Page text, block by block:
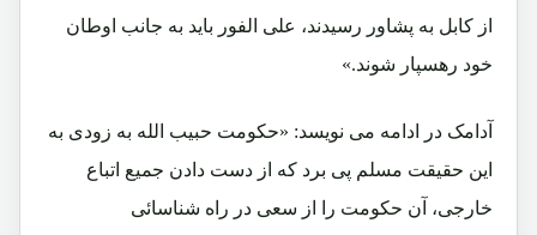
از کابل به پشاور رسیدند، علی الفور باید به جانب اوطان
خود رهسپار شوند.»
آدامک در ادامه می نویسد: «حکومت حبیب الله به زودی به
این حقیقت مسلم پی برد که از دست دادن جمیع اتباع
خارجی، آن حکومت را از سعی در راه شناسائی